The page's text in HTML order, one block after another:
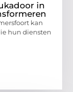
in
kan
hun diensten